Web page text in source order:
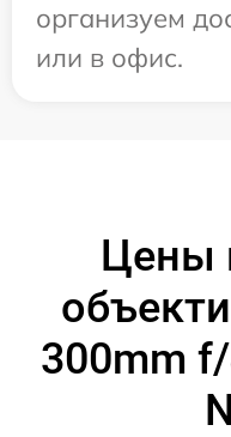
организуем
или в офис.
Цены
300mm